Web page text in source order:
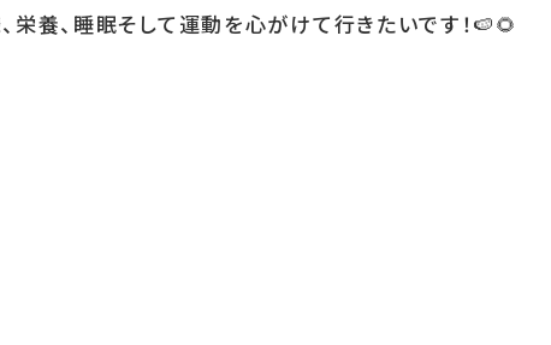
栄養、睡眠そして運動を心がけて行きたいです！ 🍉🌻